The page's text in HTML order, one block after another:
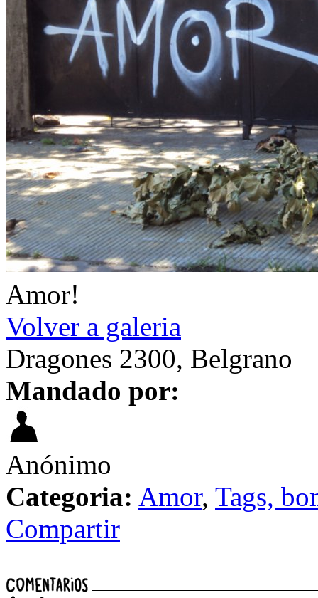
Amor!
Volver a galeria
Dragones 2300, Belgrano
Mandado por:
Anónimo
Categoria: Amor, Tags,
Compartir